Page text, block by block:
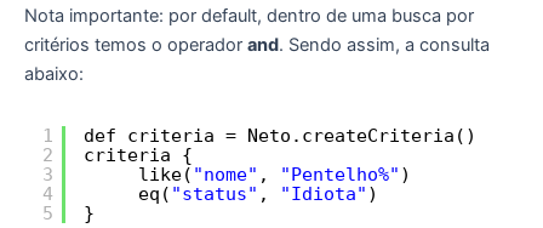
Nota importante: por default, dentro de uma busca por
critérios temos o operador and. Sendo assim, a consulta
abaixo:
1
2
3
4
5
def criteria = Neto.createCriteria()
criteria {
like( "nome" , "Pentelho%" )
eq( "status" , "Idiota" )
}